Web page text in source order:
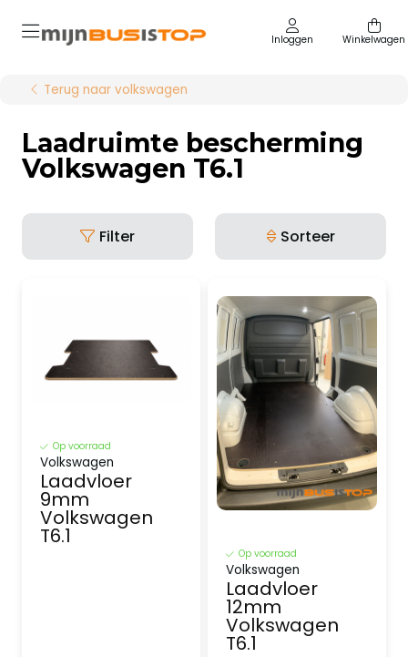
Inloggen Winkelwagen
Terug naar volkswagen
Laadruimte bescherming
Volkswagen T6.1
Filter Sorteer
Op voorraad
Volkswagen
Laadvloer
9mm
Volkswagen
T6.1
Op voorraad
Volkswagen
Laadvloer
12mm
Volkswagen
T6.1